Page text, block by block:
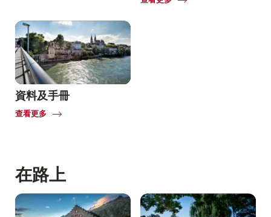
資料及手冊
查看更多 Common.Of
在路上